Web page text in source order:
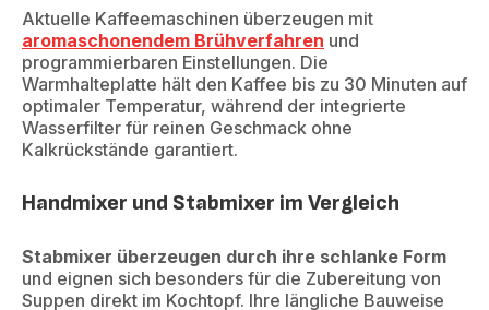
Aktuelle Kaffeemaschinen überzeugen mit
aromaschonendem Brühverfahren und
programmierbaren Einstellungen. Die
Warmhalteplatte hält den Kaffee bis zu 30 Minuten auf
optimaler Temperatur, während der integrierte
Wasserfilter für reinen Geschmack ohne
Kalkrückstände garantiert.
Handmixer und Stabmixer im Vergleich
Stabmixer überzeugen durch ihre schlanke Form
und eignen sich besonders für die Zubereitung von
Suppen direkt im Kochtopf. Ihre längliche Bauweise